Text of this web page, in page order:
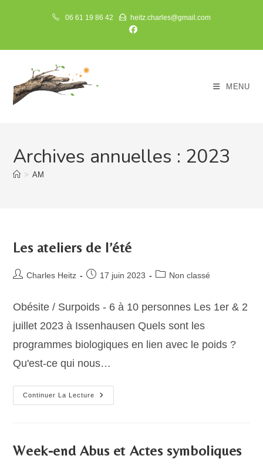
06 61 19 86 42 heitz.charles@gmail.com
MENU
Archives annuelles : 2023
> AM
Les ateliers de l’été
Auteur/autrice
publication :
Charles Heitz
Publication
17 juin 2023
PostNon classé
Obésite / Surpoids - 6 à 10 personnes Les 1er & 2
juillet 2023 à Issenhausen Quels sont les
programmes biologiques en lien avec le poids ?
Qu'est-ce qui nous…
Continuer La Lecture
Les
Ateliers
Week-end Abus et Actes symboliques